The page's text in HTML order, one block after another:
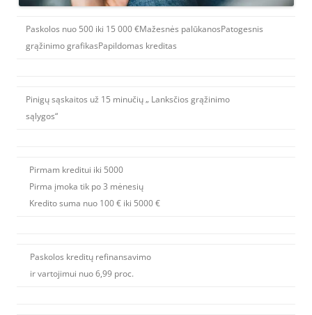
Paskolos nuo 500 iki 15 000 €Mažesnės palūkanosPatogesnis
grąžinimo grafikasPapildomas kreditas
Pinigų sąskaitos už 15 minučių „ Lanksčios grąžinimo
sąlygos“
Pirmam kreditui iki 5000
Pirma įmoka tik po 3 mėnesių
Kredito suma nuo 100 € iki 5000 €
Paskolos kreditų refinansavimo
ir vartojimui nuo 6,99 proc.